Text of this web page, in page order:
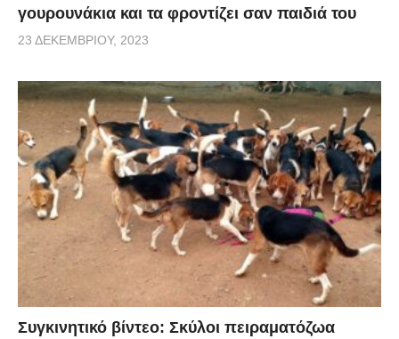
γουρουνάκια και τα φροντίζει σαν παιδιά του
23 ΔΕΚΕΜΒΡΊΟΥ, 2023
Συγκινητικό βίντεο: Σκύλοι πειραματόζωα